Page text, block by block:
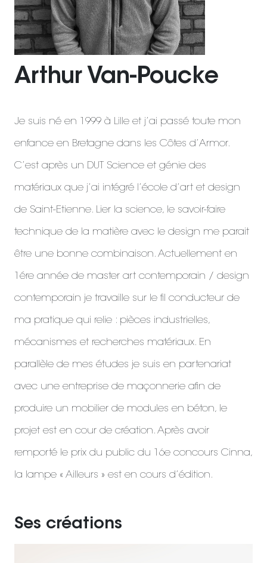
Arthur Van-Poucke
Je suis né en 1999 à Lille et j’ai passé toute mon
enfance en Bretagne dans les Côtes d’Armor.
C’est après un DUT Science et génie des
matériaux que j’ai intégré l’école d’art et design
de Saint-Etienne. Lier la science, le savoir-faire
technique de la matière avec le design me parait
être une bonne combinaison. Actuellement en
1ére année de master art contemporain / design
contemporain je travaille sur le fil conducteur de
ma pratique qui relie : pièces industrielles,
mécanismes et recherches matériaux. En
parallèle de mes études je suis en partenariat
avec une entreprise de maçonnerie afin de
produire un mobilier de modules en béton, le
projet est en cour de création. Après avoir
remporté le prix du public du 16e concours Cinna,
la lampe « Ailleurs » est en cours d’édition.
Ses créations